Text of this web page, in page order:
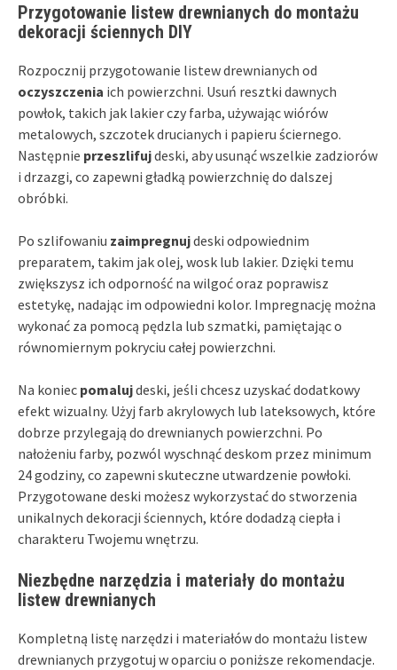
Przygotowanie listew drewnianych do montażu
dekoracji ściennych DIY
Rozpocznij przygotowanie listew drewnianych od
oczyszczenia ich powierzchni. Usuń resztki dawnych
powłok, takich jak lakier czy farba, używając wiórów
metalowych, szczotek drucianych i papieru ściernego.
Następnie przeszlifujdeski, aby usunąć wszelkie zadziorów
i drzazgi, co zapewni gładką powierzchnię do dalszej
obróbki.
Po szlifowaniu zaimpregnujdeski odpowiednim
preparatem, takim jak olej, wosk lub lakier. Dzięki temu
zwiększysz ich odporność na wilgoć oraz poprawisz
estetykę, nadając im odpowiedni kolor. Impregnację można
wykonać za pomocą pędzla lub szmatki, pamiętając o
równomiernym pokryciu całej powierzchni.
Na koniec pomalujdeski, jeśli chcesz uzyskać dodatkowy
efekt wizualny. Użyj farb akrylowych lub lateksowych, które
dobrze przylegają do drewnianych powierzchni. Po
nałożeniu farby, pozwól wyschnąć deskom przez minimum
24 godziny, co zapewni skuteczne utwardzenie powłoki.
Przygotowane deski możesz wykorzystać do stworzenia
unikalnych dekoracji ściennych, które dodadzą ciepła i
charakteru Twojemu wnętrzu.
Niezbędne narzędzia i materiały do montażu
listew drewnianych
Kompletną listę narzędzi i materiałów do montażu listew
drewnianych przygotuj w oparciu o poniższe rekomendacje.